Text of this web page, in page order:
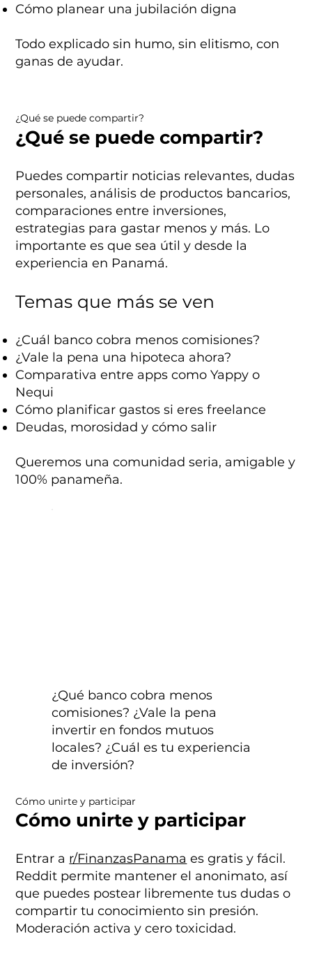
Cómo unirte y participar
Cómo unirte y participar
Entrar a r/FinanzasPanama es gratis y fácil.
Reddit permite mantener el anonimato, así
que puedes postear libremente tus dudas o
compartir tu conocimiento sin presión.
Moderación activa y cero toxicidad.
¿Qué banco cobra menos
comisiones? ¿Vale la pena
invertir en fondos mutuos
locales? ¿Cuál es tu experiencia
de inversión?
¿Qué se puede compartir?
¿Qué se puede compartir?
Puedes compartir noticias relevantes, dudas
personales, análisis de productos bancarios,
comparaciones entre inversiones,
estrategias para gastar menos y más. Lo
importante es que sea útil y desde la
experiencia en Panamá.
Temas que más se ven
¿Cuál banco cobra menos comisiones?
¿Vale la pena una hipoteca ahora?
Comparativa entre apps como Yappy o
Nequi
Cómo planificar gastos si eres freelance
Deudas, morosidad y cómo salir
Queremos una comunidad seria, amigable y
100% panameña.
Cómo planear una jubilación digna
Todo explicado sin humo, sin elitismo, con
ganas de ayudar.